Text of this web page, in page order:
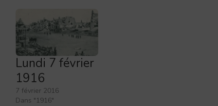
Lundi 7 février
1916
7 février 2016
Dans "1916"